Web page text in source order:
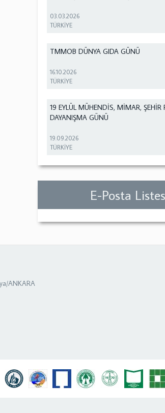
03.03.2026
TÜRKİYE
TMMOB DÜNYA GIDA GÜNÜ
16.10.2026
TÜRKİYE
19 EYLÜL MÜHENDİS, MİMAR, ŞEHİR
DAYANIŞMA GÜNÜ
19.09.2026
TÜRKİYE
E-Posta
ANKARA